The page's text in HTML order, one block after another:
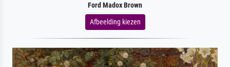
Ford Madox Brown
Afbeelding kiezen